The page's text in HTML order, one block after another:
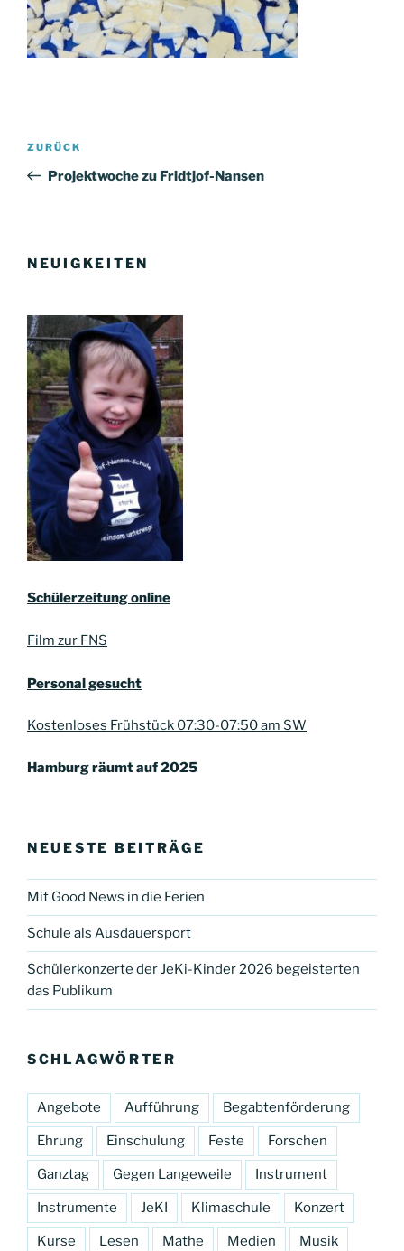
Beitragsnavigation
Vorheriger
Beitrag
ZURÜCK
Projektwoche zu Fridtjof-Nansen
NEUIGKEITEN
Schülerzeitung online
Film zur FNS
Personal gesucht
Kostenloses Frühstück 07:30-07:50 am SW
Hamburg räumt auf 2025
NEUESTE BEITRÄGE
Mit Good News in die Ferien
Schule als Ausdauersport
Schülerkonzerte der JeKi-Kinder 2026 begeisterten
das Publikum
SCHLAGWÖRTER
Angebote Aufführung Begabtenförderung
Ehrung Einschulung Feste Forschen
Ganztag Gegen Langeweile Instrument
Instrumente JeKI Klimaschule Konzert
Kurse Lesen Mathe Medien Musik